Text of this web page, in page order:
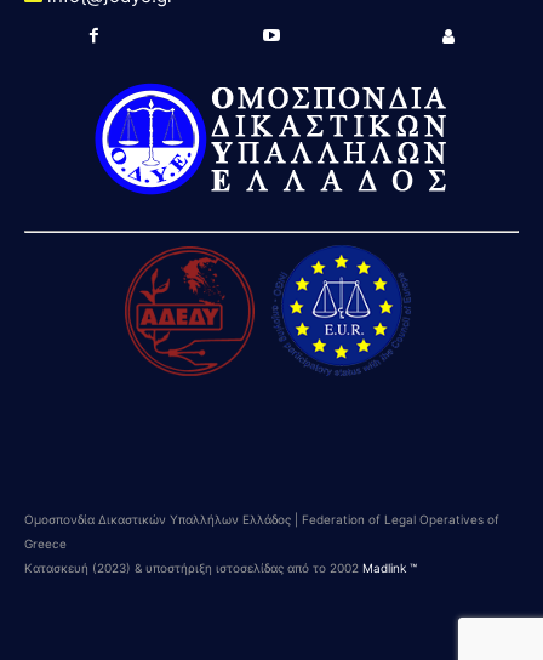
Ομοσπονδία Δικαστικών Υπαλλήλων Ελλάδος | Federation of Legal Operatives of
Greece
Κατασκευή (2023) & υποστήριξη ιστοσελίδας από το 2002 Madlink ™